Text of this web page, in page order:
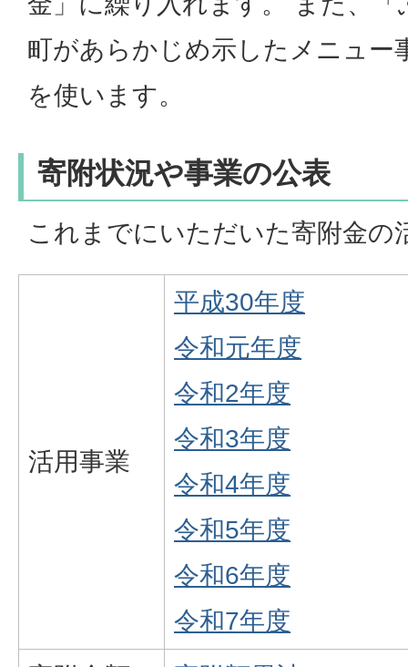
町があらかじめ示したメニュー
を使います。
寄附状況や事業の公表
これまでにいただいた寄附金の
活用事業
平成30年度
令和元年度
令和2年度
令和3年度
令和4年度
令和5年度
令和6年度
令和7年度